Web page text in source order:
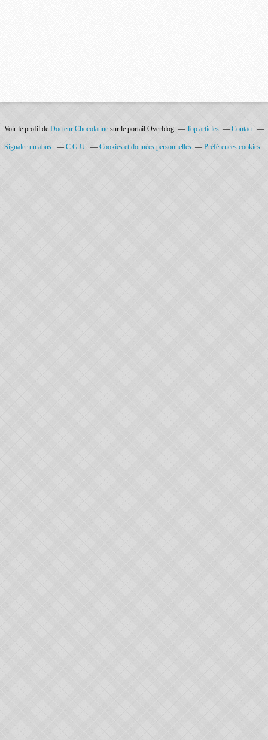
Voir le profil de Docteur Chocolatine sur le portail Overblog Top articles Contact
Signaler un abus C.G.U. Cookies et données personnelles Préférences cookies